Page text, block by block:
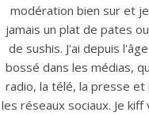
modération bien sur et
jamais un plat de pates
de sushis. J'ai depuis
bossé dans les médias,
radio, la télé, la presse et
les réseaux sociaux. Je kiff